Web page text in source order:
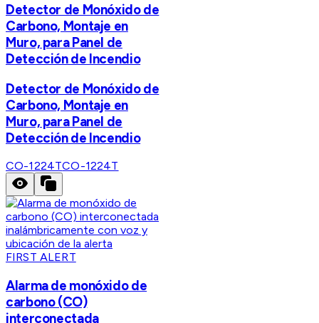
Detector de Monóxido de
Carbono, Montaje en
Muro, para Panel de
Detección de Incendio
Detector de Monóxido de
Carbono, Montaje en
Muro, para Panel de
Detección de Incendio
CO-1224TCO-1224T
FIRST ALERT
Alarma de monóxido de
carbono (CO)
interconectada